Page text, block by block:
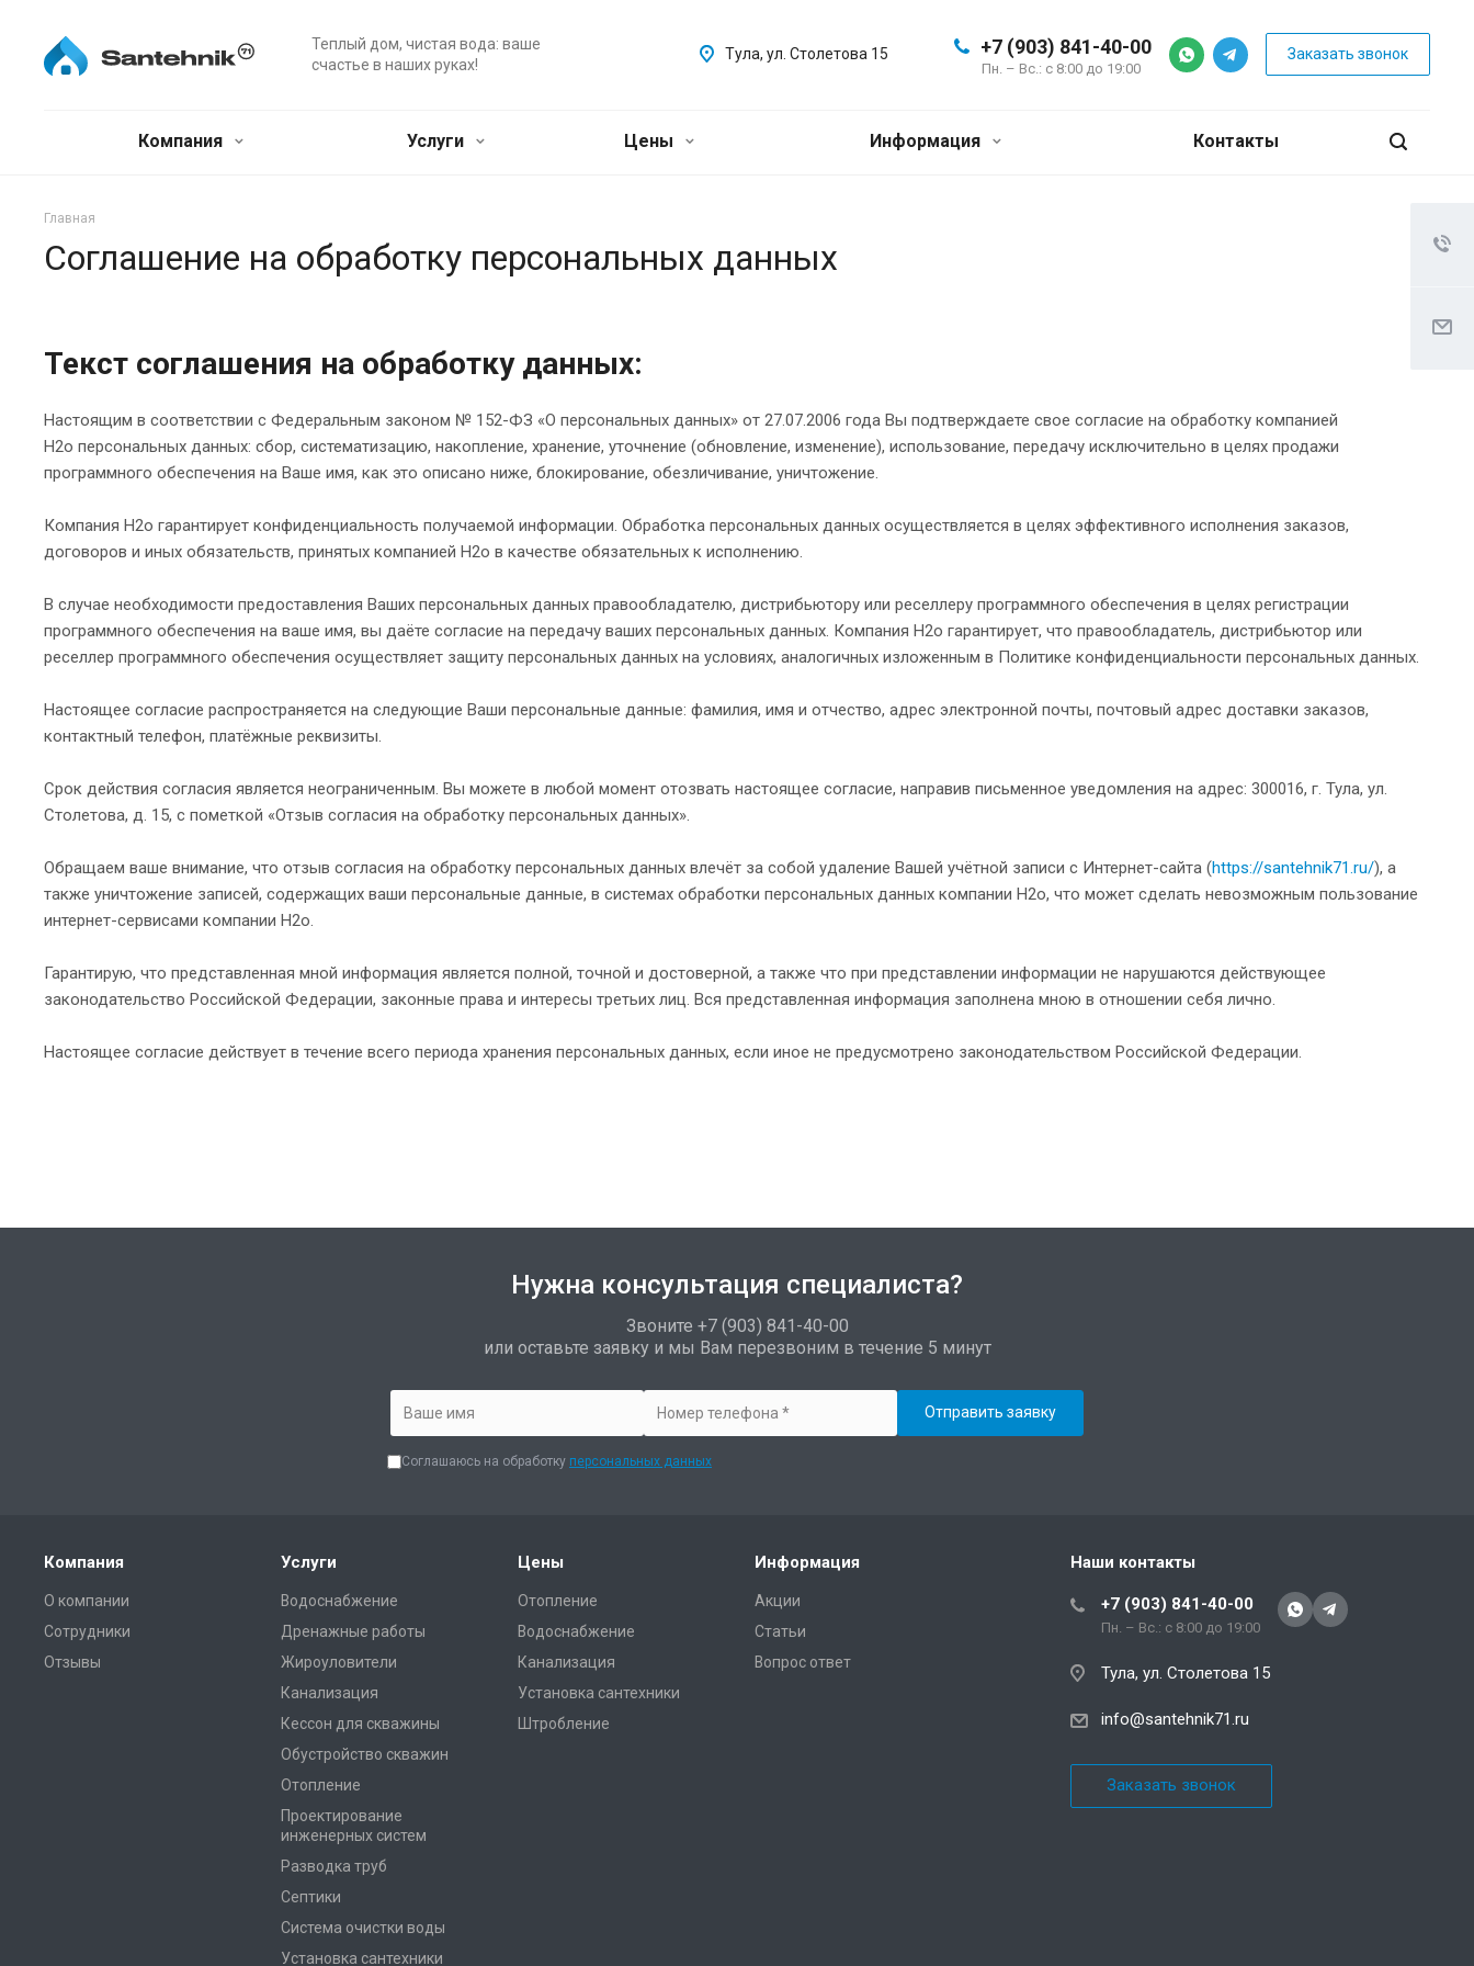
Теплый дом, чистая вода: ваше
счастье в наших руках!
+7 (903) 841-40-00
Пн. – Вс.: с 8:00 до 19:00
Заказать звонок
Тула, ул. Столетова 15
Компания Услуги Цены Информация Контакты
Главная
Соглашение на обработку персональных данных
Текст соглашения на обработку данных:
Настоящим в соответствии с Федеральным законом № 152-ФЗ «О персональных данных» от 27.07.2006 года Вы подтверждаете свое согласие на обработку компанией
H2o персональных данных: сбор, систематизацию, накопление, хранение, уточнение (обновление, изменение), использование, передачу исключительно в целях продажи
программного обеспечения на Ваше имя, как это описано ниже, блокирование, обезличивание, уничтожение.
Компания H2o гарантирует конфиденциальность получаемой информации. Обработка персональных данных осуществляется в целях эффективного исполнения заказов,
договоров и иных обязательств, принятых компанией H2o в качестве обязательных к исполнению.
В случае необходимости предоставления Ваших персональных данных правообладателю, дистрибьютору или реселлеру программного обеспечения в целях регистрации
программного обеспечения на ваше имя, вы даёте согласие на передачу ваших персональных данных. Компания H2o гарантирует, что правообладатель, дистрибьютор или
реселлер программного обеспечения осуществляет защиту персональных данных на условиях, аналогичных изложенным в Политике конфиденциальности персональных данных.
Настоящее согласие распространяется на следующие Ваши персональные данные: фамилия, имя и отчество, адрес электронной почты, почтовый адрес доставки заказов,
контактный телефон, платёжные реквизиты.
Срок действия согласия является неограниченным. Вы можете в любой момент отозвать настоящее согласие, направив письменное уведомления на адрес: 300016, г. Тула, ул.
Столетова, д. 15, с пометкой «Отзыв согласия на обработку персональных данных».
Обращаем ваше внимание, что отзыв согласия на обработку персональных данных влечёт за собой удаление Вашей учётной записи с Интернет-сайта (https://santehnik71.ru/), а
также уничтожение записей, содержащих ваши персональные данные, в системах обработки персональных данных компании H2o, что может сделать невозможным пользование
интернет-сервисами компании H2o.
Гарантирую, что представленная мной информация является полной, точной и достоверной, а также что при представлении информации не нарушаются действующее
законодательство Российской Федерации, законные права и интересы третьих лиц. Вся представленная информация заполнена мною в отношении себя лично.
Настоящее согласие действует в течение всего периода хранения персональных данных, если иное не предусмотрено законодательством Российской Федерации.
Нужна консультация специалиста?
Звоните +7 (903) 841-40-00
или оставьте заявку и мы Вам перезвоним в течение 5 минут
Соглашаюсь на обработку персональных данных
Компания
О компании
Сотрудники
Отзывы
Услуги
Водоснабжение
Дренажные работы
Жироуловители
Канализация
Кессон для скважины
Обустройство скважин
Отопление
Проектирование
инженерных систем
Разводка труб
Септики
Система очистки воды
Установка сантехники
Цены
Отопление
Водоснабжение
Канализация
Установка сантехники
Штробление
Информация
Акции
Статьи
Вопрос ответ
Наши контакты
+7 (903) 841-40-00
Пн. – Вс.: с 8:00 до 19:00
Тула, ул. Столетова 15
info@santehnik71.ru
Заказать звонок